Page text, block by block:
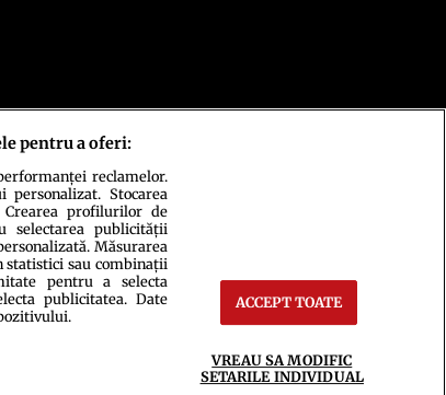
pentru a oferi:
reclamelor.
Stocarea
profilurilor de
selectarea publicității
Măsurarea
sau combinații
pentru a selecta
publicitatea. Date
ACCEPT TOATE
VREAU SA MODIFIC
SETARILE INDIVIDUAL